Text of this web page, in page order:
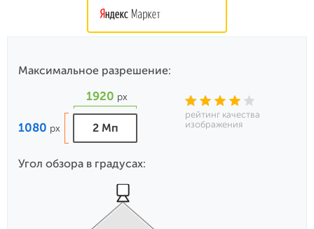
Максимальное разрешение:
1920 px
1080 px 2 Мп
рейтинг качества
изображения
Угол обзора в градусах: